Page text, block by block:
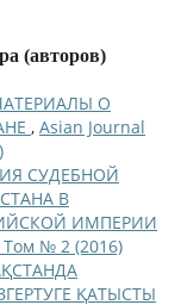
(авторов)
О
, Asian Journal
СУДЕБНОЙ
В
ИМПЕРИИ
Том № 2 (2016)
ҚАТЫСТЫ